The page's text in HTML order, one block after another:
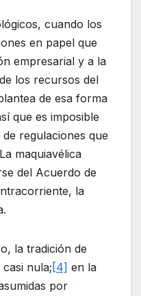
cuando los
en papel que
empresarial y a la
los recursos del
de esa forma
que es imposible
regulaciones que
maquiavélica
del Acuerdo de
la
la tradición de
nula; [4] en la
por